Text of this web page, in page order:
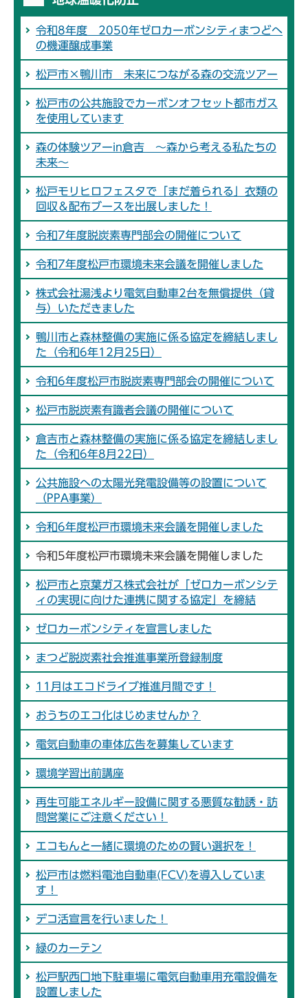
令和8年度 2050年ゼロカーボンシティまつどへ
の機運醸成事業
松戸市×鴨川市 未来につながる森の交流ツアー
松戸市の公共施設でカーボンオフセット都市ガス
を使用しています
森の体験ツアーin倉吉 ～森から考える私たちの
未来～
松戸モリヒロフェスタで「まだ着られる」衣類の
回収＆配布ブースを出展しました！
令和7年度脱炭素専門部会の開催について
令和7年度松戸市環境未来会議を開催しました
株式会社湯浅より電気自動車2台を無償提供（貸
与）いただきました
鴨川市と森林整備の実施に係る協定を締結しまし
た（令和6年12月25日）
令和6年度松戸市脱炭素専門部会の開催について
松戸市脱炭素有識者会議の開催について
倉吉市と森林整備の実施に係る協定を締結しまし
た（令和6年8月22日）
公共施設への太陽光発電設備等の設置について
（PPA事業）
令和6年度松戸市環境未来会議を開催しました
令和5年度松戸市環境未来会議を開催しました
松戸市と京葉ガス株式会社が「ゼロカーボンシテ
ィの実現に向けた連携に関する協定」を締結
ゼロカーボンシティを宣言しました
まつど脱炭素社会推進事業所登録制度
11月はエコドライブ推進月間です！
おうちのエコ化はじめませんか？
電気自動車の車体広告を募集しています
環境学習出前講座
再生可能エネルギー設備に関する悪質な勧誘・訪
問営業にご注意ください！
エコもんと一緒に環境のための賢い選択を！
松戸市は燃料電池自動車(FCV)を導入していま
す！
デコ活宣言を行いました！
緑のカーテン
松戸駅西口地下駐車場に電気自動車用充電設備を
設置しました